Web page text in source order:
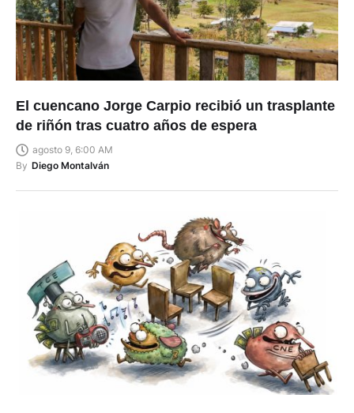
El cuencano Jorge Carpio recibió un trasplante
de riñón tras cuatro años de espera
agosto 9, 6:00 AM
By Diego Montalván